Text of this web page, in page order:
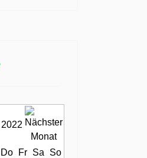
Do Fr Sa So